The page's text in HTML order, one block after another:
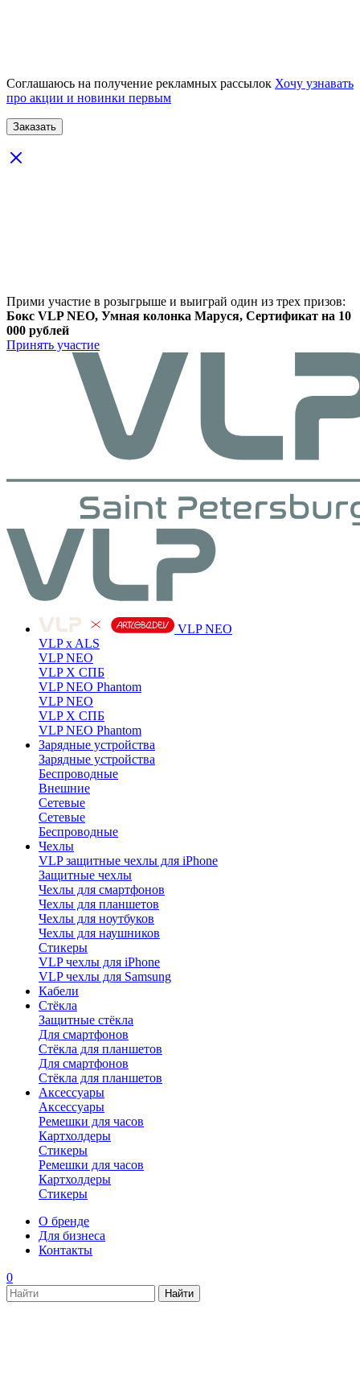
Соглашаюсь на получение рекламных рассылок Хочу узнавать
про акции и новинки первым
Прими участие в розыгрыше и выиграй один из трех призов:
Бокс VLP NEO, Умная колонка Маруся, Сертификат на 10
000 рублей
Принять участие
VLP NEO
VLP x ALS
VLP NEO
VLP X СПБ
VLP NEO Phantom
VLP NEO
VLP X СПБ
VLP NEO Phantom
Зарядные устройства
Зарядные устройства
Беспроводные
Внешние
Сетевые
Сетевые
Беспроводные
Чехлы
VLP защитные чехлы для iPhone
Защитные чехлы
Чехлы для смартфонов
Чехлы для планшетов
Чехлы для ноутбуков
Чехлы для наушников
Стикеры
VLP чехлы для iPhone
VLP чехлы для Samsung
Кабели
Стёкла
Защитные стёкла
Для смартфонов
Стёкла для планшетов
Для смартфонов
Стёкла для планшетов
Аксессуары
Аксессуары
Ремешки для часов
Картхолдеры
Стикеры
Ремешки для часов
Картхолдеры
Стикеры
О бренде
Для бизнеса
Контакты
0